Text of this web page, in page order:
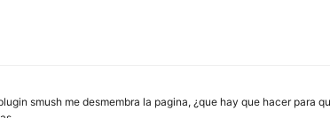
smush me desmembra la pagina, ¿que hay que hacer